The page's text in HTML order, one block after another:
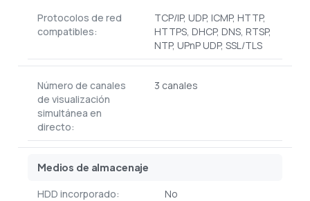
Protocolos de red
compatibles:
TCP/IP, UDP, ICMP, HTTP,
HTTPS, DHCP, DNS, RTSP,
NTP, UPnP UDP, SSL/TLS
Número de canales
de visualización
simultánea en
directo:
3 canales
Medios de almacenaje
HDD incorporado: No